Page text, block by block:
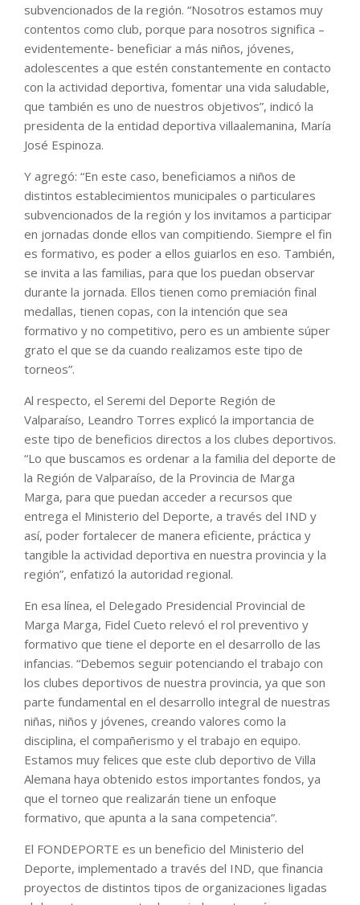
subvencionados de la región. “Nosotros estamos muy
contentos como club, porque para nosotros significa –
evidentemente- beneficiar a más niños, jóvenes,
adolescentes a que estén constantemente en contacto
con la actividad deportiva, fomentar una vida saludable,
que también es uno de nuestros objetivos”, indicó la
presidenta de la entidad deportiva villaalemanina, María
José Espinoza.
Y agregó: “En este caso, beneficiamos a niños de
distintos establecimientos municipales o particulares
subvencionados de la región y los invitamos a participar
en jornadas donde ellos van compitiendo. Siempre el fin
es formativo, es poder a ellos guiarlos en eso. También,
se invita a las familias, para que los puedan observar
durante la jornada. Ellos tienen como premiación final
medallas, tienen copas, con la intención que sea
formativo y no competitivo, pero es un ambiente súper
grato el que se da cuando realizamos este tipo de
torneos”.
Al respecto, el Seremi del Deporte Región de
Valparaíso, Leandro Torres explicó la importancia de
este tipo de beneficios directos a los clubes deportivos.
“Lo que buscamos es ordenar a la familia del deporte de
la Región de Valparaíso, de la Provincia de Marga
Marga, para que puedan acceder a recursos que
entrega el Ministerio del Deporte, a través del IND y
así, poder fortalecer de manera eficiente, práctica y
tangible la actividad deportiva en nuestra provincia y la
región”, enfatizó la autoridad regional.
En esa línea, el Delegado Presidencial Provincial de
Marga Marga, Fidel Cueto relevó el rol preventivo y
formativo que tiene el deporte en el desarrollo de las
infancias. “Debemos seguir potenciando el trabajo con
los clubes deportivos de nuestra provincia, ya que son
parte fundamental en el desarrollo integral de nuestras
niñas, niños y jóvenes, creando valores como la
disciplina, el compañerismo y el trabajo en equipo.
Estamos muy felices que este club deportivo de Villa
Alemana haya obtenido estos importantes fondos, ya
que el torneo que realizarán tiene un enfoque
formativo, que apunta a la sana competencia”.
El FONDEPORTE es un beneficio del Ministerio del
Deporte, implementado a través del IND, que financia
proyectos de distintos tipos de organizaciones ligadas